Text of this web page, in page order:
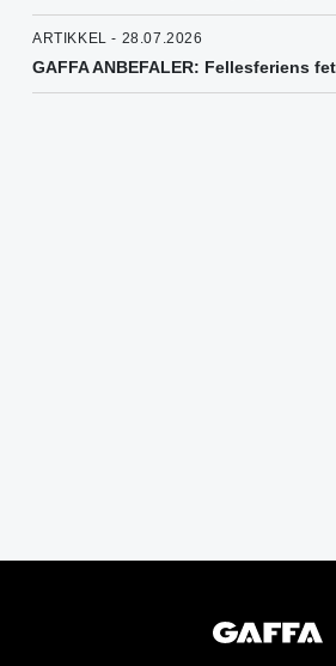
ARTIKKEL - 28.07.2026
GAFFA ANBEFALER: Fellesferiens